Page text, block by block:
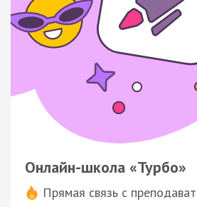
Онлайн-школа «Турбо»
Прямая связь с